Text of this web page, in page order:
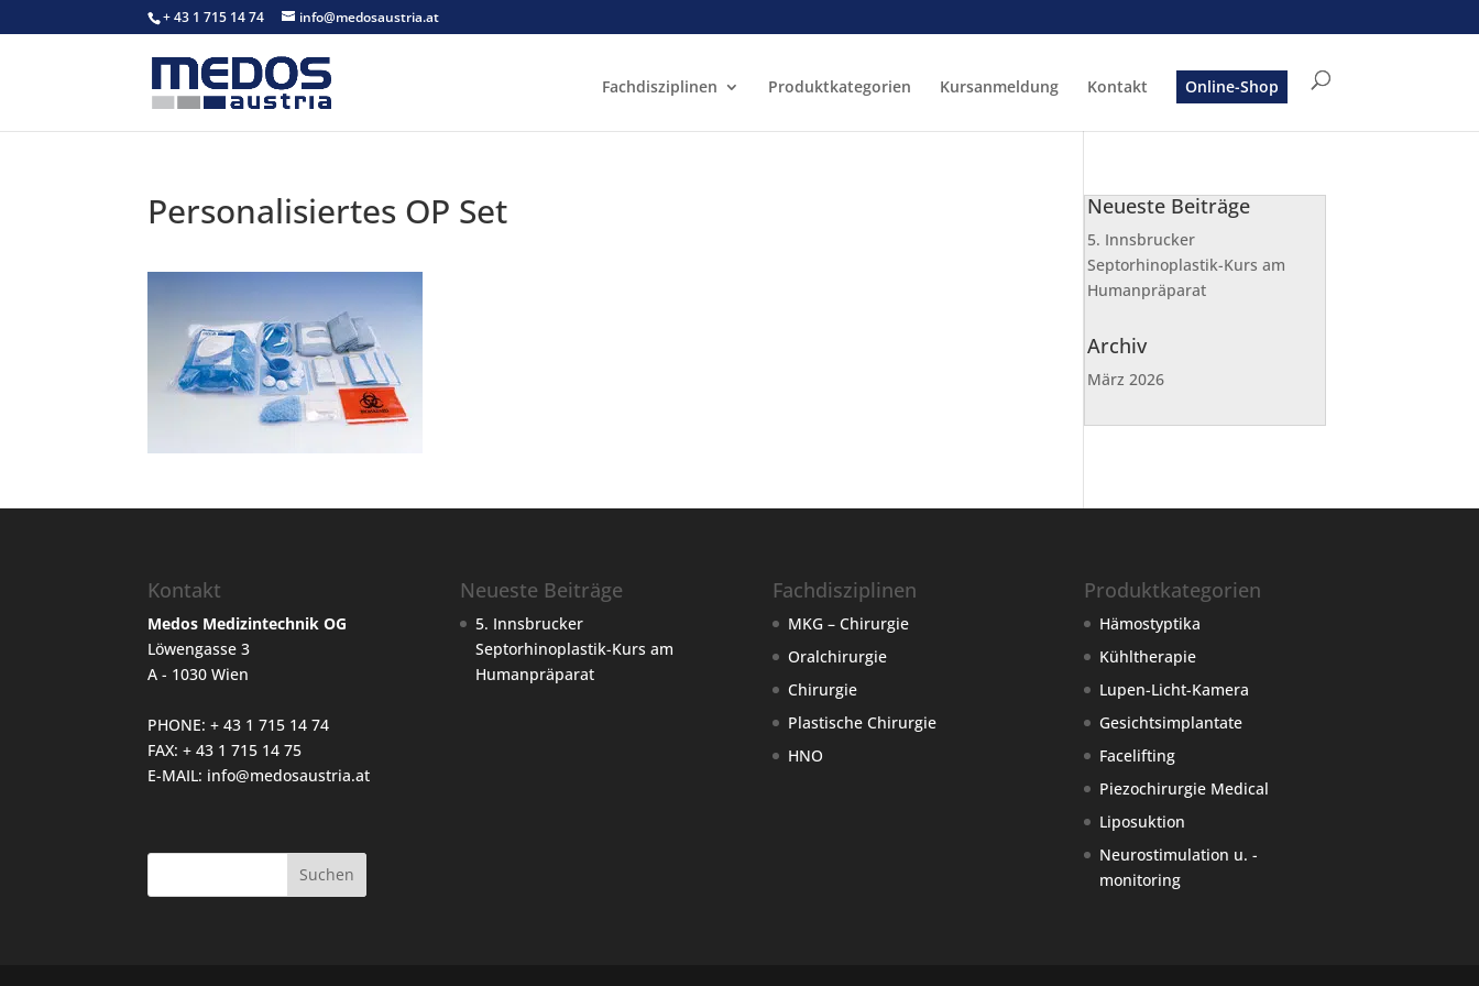
+ 43 1 715 14 74 info@medosaustria.at
Fachdisziplinen Produktkategorien Kursanmeldung Kontakt Online-Shop
Personalisiertes OP Set Neueste Beiträge
5. Innsbrucker
Septorhinoplastik-Kurs am
Humanpräparat
Archiv
März 2026
Kontakt
Medos Medizintechnik OG
Löwengasse 3
A - 1030 Wien
PHONE: + 43 1 715 14 74
FAX: + 43 1 715 14 75
E-MAIL: info@medosaustria.at
Neueste Beiträge
5. Innsbrucker
Septorhinoplastik-Kurs am
Humanpräparat
Fachdisziplinen
MKG – Chirurgie
Oralchirurgie
Chirurgie
Plastische Chirurgie
HNO
Produktkategorien
Hämostyptika
Kühltherapie
Lupen-Licht-Kamera
Gesichtsimplantate
Facelifting
Piezochirurgie Medical
Liposuktion
Neurostimulation u. -
monitoring